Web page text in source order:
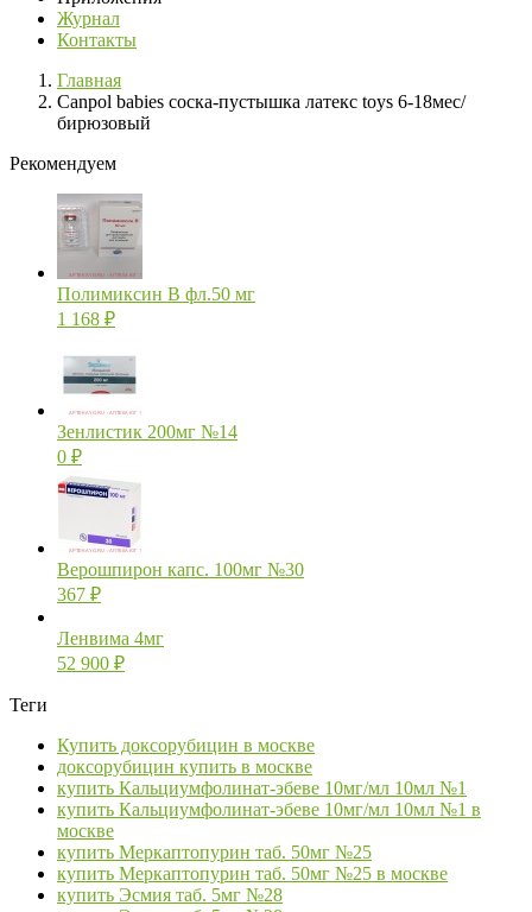
Журнал
Контакты
Главная
Canpol babies соска-пустышка латекс toys 6-18мес/
бирюзовый
Рекомендуем
Полимиксин В фл.50 мг
1 168 ₽
Зенлистик 200мг №14
0 ₽
Верошпирон капс. 100мг №30
367 ₽
Ленвима 4мг
52 900 ₽
Теги
Купить доксорубицин в москве
доксорубицин купить в москве
купить Кальциумфолинат-эбеве 10мг/мл 10мл №1
купить Кальциумфолинат-эбеве 10мг/мл 10мл №1 в
москве
купить Меркаптопурин таб. 50мг №25
купить Меркаптопурин таб. 50мг №25 в москве
купить Эсмия таб. 5мг №28